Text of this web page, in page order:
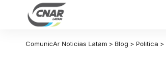
ComunicAr Noticias Latam > Blog > Politica >